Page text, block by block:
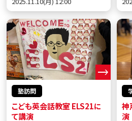
塾訪問
こども英会話教室 ELS21に
て講演
神
演